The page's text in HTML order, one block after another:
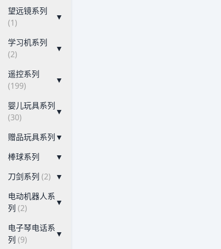
望远镜系列
(1)
▼
学习机系列
(2)
▼
遥控系列
(199)
▼
婴儿玩具系列
(30)
▼
赠品玩具系列▼
棒球系列
▼
刀剑系列 (2) ▼
电动机器人系
列 (2)
▼
电子琴电话系
列 (9)
▼